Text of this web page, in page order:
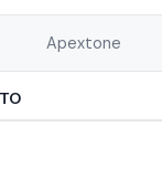
Apextone